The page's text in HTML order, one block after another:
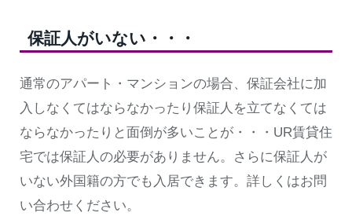
保証人がいない・・・
通常のアパート・マンションの場合、保証会社に加
入しなくてはならなかったり保証人を立てなくては
ならなかったりと面倒が多いことが・・・UR賃貸住
宅では保証人の必要がありません。さらに保証人が
いない外国籍の方でも入居できます。詳しくはお問
い合わせください。